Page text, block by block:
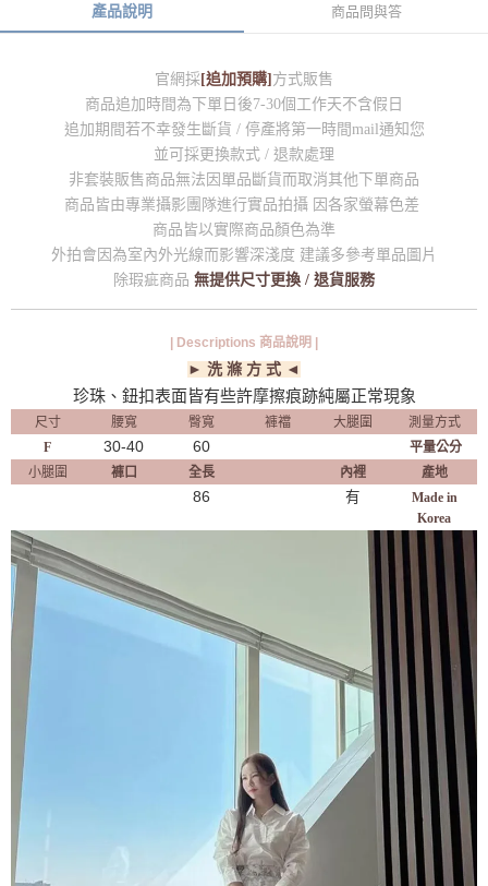
產品說明 商品問與答
官網採 [追加預購] 方式販售
商品追加時間為下單日後7-30個工作天不含假日
追加期間若不幸發生斷貨 / 停產將第一時間mail通知您
並可採更換款式 / 退款處理
非套裝販售商品無法因單品斷貨而取消其他下單商品
商品皆由專業攝影團隊進行實品拍攝 因各家螢幕色差
商品皆以實際商品顏色為準
外拍會因為室內外光線而影響深淺度 建議多參考單品圖片
除瑕疵商品 無提供尺寸更換 / 退貨服務
| Descriptions 商品說明 |
► 洗 滌 方 式 ◄
珍珠、鈕扣表面皆有些許摩擦痕跡純屬正常現象
尺寸 腰寬 臀寬 褲襠 大腿圍
測量方式
F
30-40 60
平量公分
小腿圍
褲口 全長 內裡 產地
86 有
Made in
Korea